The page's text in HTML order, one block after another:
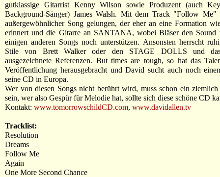
gutklassige Gitarrist Kenny Wilson sowie Produzent (auch
Background-Sänger) James Walsh. Mit dem Track "Follow
außergewöhnlicher Song gelungen, der eher an eine Formation
erinnert und die Gitarre an SANTANA, wobei Bläser den Sound
einigen anderen Songs noch unterstützen. Ansonsten herrscht
Stile von Brett Walker oder den STAGE DOLLS und
ausgezeichnete Referenzen. But times are tough, so hat das
Veröffentlichung herausgebracht und David sucht auch noch
seine CD in Europa.
Wer von diesen Songs nicht berührt wird, muss schon ein
sein, wer also Gespür für Melodie hat, sollte sich diese schöne CD
Kontakt: www.tomorrowschildCD.com, www.davidallen.tv
Tracklist:
Resolution
Dreams
Follow Me
Again
One More Second Chance